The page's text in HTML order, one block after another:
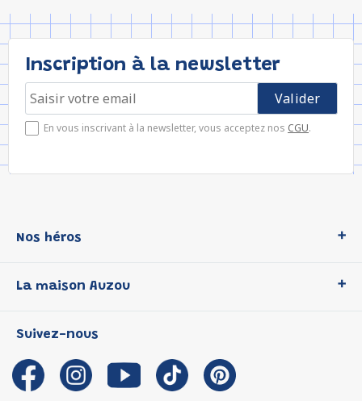
Inscription à la newsletter
En vous inscrivant à la newsletter, vous acceptez nos CGU.
Nos héros
P'tit Loup
Les Influenceuses
Migali
Petite Taupe
La maison Auzou
Notre histoire
Auzou s'engage
Auteurs et illustrateurs Auzou
Suivez-nous